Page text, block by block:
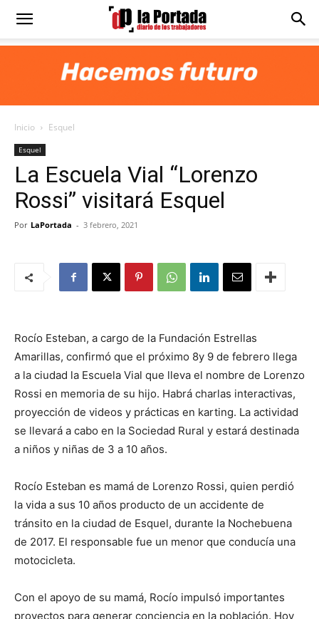
Diario
Portada
Inicio Esquel
Esquel
La Escuela Vial “Lorenzo
Rossi” visitará Esquel
Por LaPortada - 3 febrero, 2021
Rocío Esteban, a cargo de la Fundación Estrellas
Amarillas, confirmó que el próximo 8y 9 de febrero llega
a la ciudad la Escuela Vial que lleva el nombre de Lorenzo
Rossi en memoria de su hijo. Habrá charlas interactivas,
proyección de videos y prácticas en karting. La actividad
se llevará a cabo en la Sociedad Rural y estará destinada
a niños y niñas de 3 a 10 años.
Rocío Esteban es mamá de Lorenzo Rossi, quien perdió
la vida a sus 10 años producto de un accidente de
tránsito en la ciudad de Esquel, durante la Nochebuena
de 2017. El responsable fue un menor que conducía una
motocicleta.
Con el apoyo de su mamá, Rocío impulsó importantes
proyectos para generar conciencia en la población. Hoy